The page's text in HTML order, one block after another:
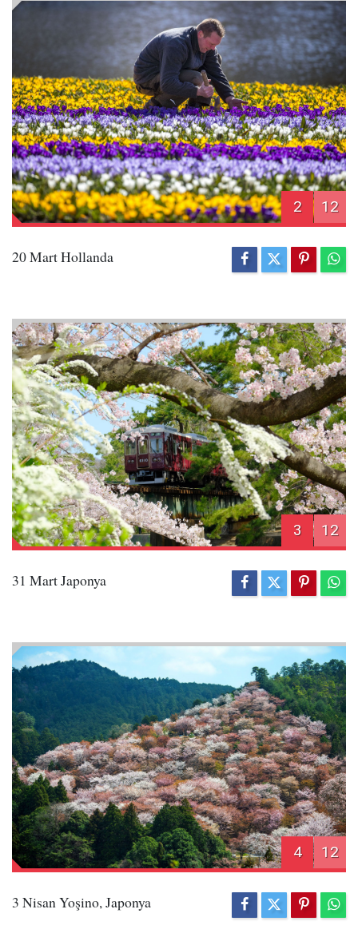
2 12
20 Mart Hollanda
3 12
31 Mart Japonya
4 12
3 Nisan Yoşino, Japonya